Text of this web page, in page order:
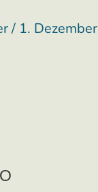
/ 1. Dezember